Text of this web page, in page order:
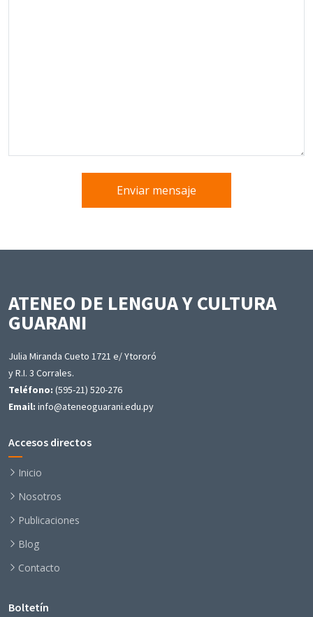
Enviar mensaje
ATENEO DE LENGUA Y CULTURA
GUARANI
Julia Miranda Cueto 1721 e/ Ytororó
y R.I. 3 Corrales.
Teléfono: (595-21) 520-276
Email: info@ateneoguarani.edu.py
Accesos directos
Inicio
Nosotros
Publicaciones
Blog
Contacto
Boltetín